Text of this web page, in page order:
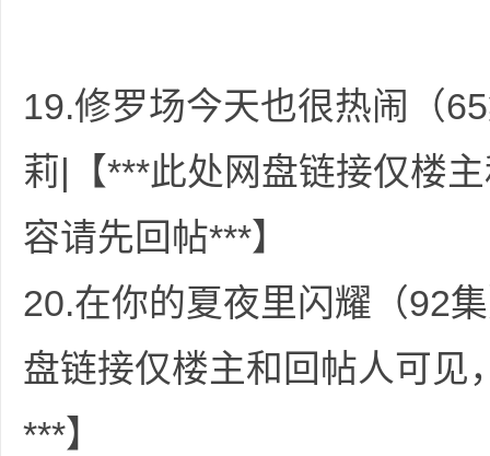
19.修罗场今天也很热闹（
莉|【***此处网盘链接仅楼
容请先回帖***】
20.在你的夏夜里闪耀（92
盘链接仅楼主和回帖人可见
***】